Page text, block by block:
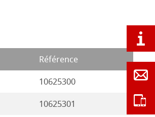
Référence
10625300
10625301